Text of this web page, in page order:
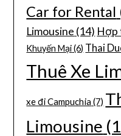
Car for Rental
Limousine (14) Hợp
Khuyến Mại(6) Thai
Thuê Xe
xe đi Campuchia(7)
Limousine